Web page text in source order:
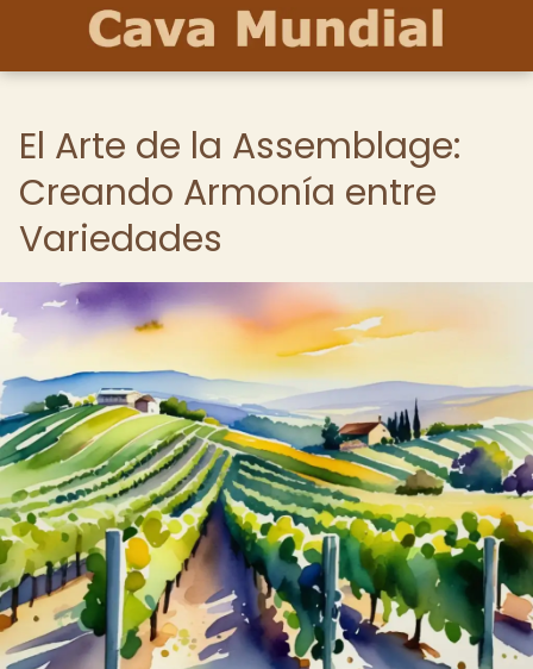
El Arte de la Assemblage:
Creando Armonía entre
Variedades